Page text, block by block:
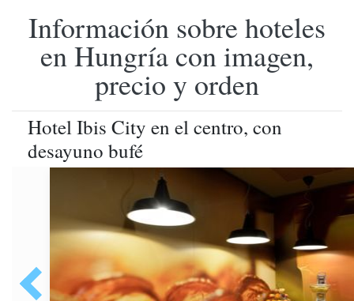
Información sobre hoteles
en Hungría con imagen,
precio y orden
Hotel Ibis City en el centro, con
desayuno bufé